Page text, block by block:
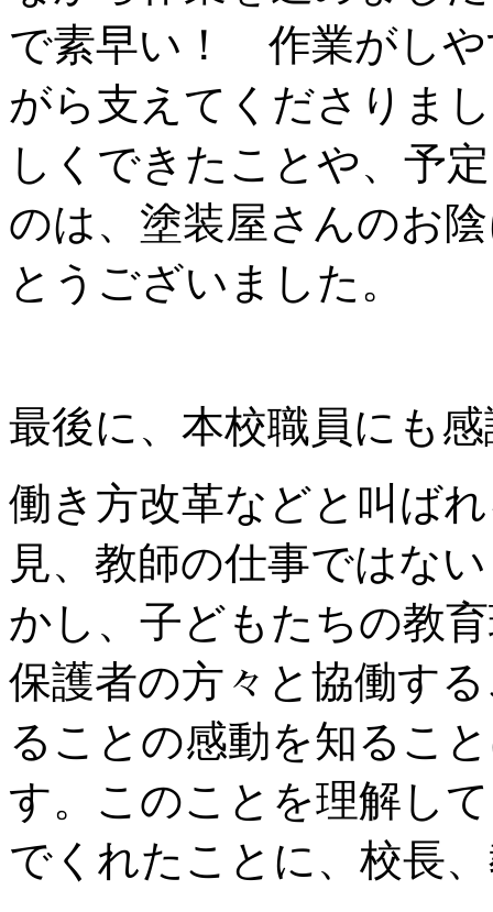
で素早い！ 作業がしや
がら支えてくださりま
しくできたことや、予
のは、塗装屋さんのお
とうございました。
最後に、本校職員にも
働き方改革などと叫ば
見、教師の仕事ではな
かし、子どもたちの教
保護者の方々と協働す
ることの感動を知るこ
す。このことを理解し
でくれたことに、校長